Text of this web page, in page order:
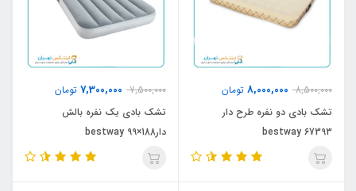
8,500,000
8,000,000 تومان
تشک بادی دو نفره طرح دار
bestway 67393
7,500,000
7,300,000 تومان
تشک بادی یک نفره بالش
دار188×99 bestway